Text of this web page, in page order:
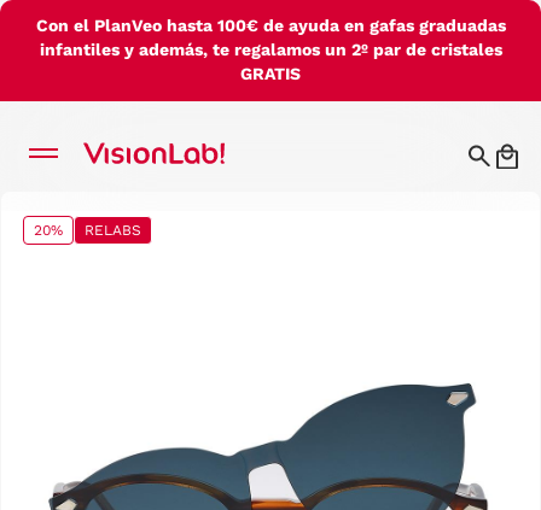
Con el PlanVeo hasta 100€ de ayuda en gafas graduadas
infantiles y además, te regalamos un 2º par de cristales
GRATIS
20% RELABS